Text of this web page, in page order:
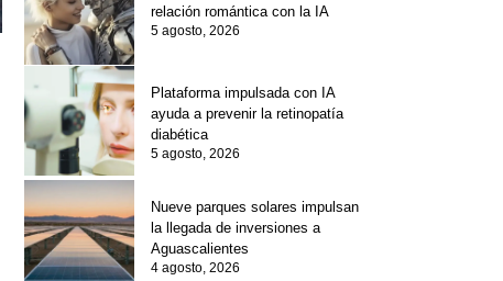
relación romántica con la IA
5 agosto, 2026
Plataforma impulsada con IA
ayuda a prevenir la retinopatía
diabética
5 agosto, 2026
Nueve parques solares impulsan
la llegada de inversiones a
Aguascalientes
4 agosto, 2026